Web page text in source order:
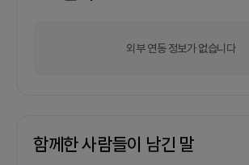
외부 연동 정보가 없습니다
함께한 사람들이 남긴 말